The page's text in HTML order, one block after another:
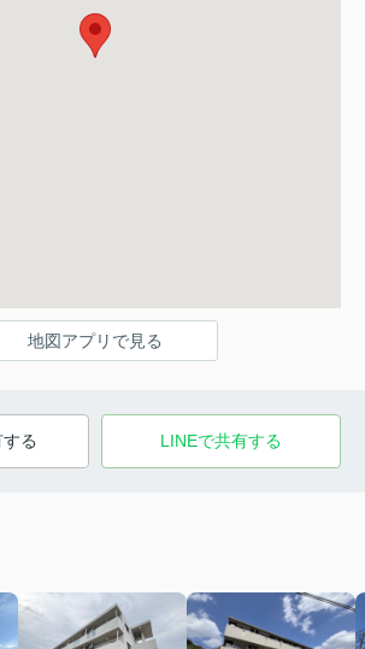
地図アプリで見る
る LINEで共有する